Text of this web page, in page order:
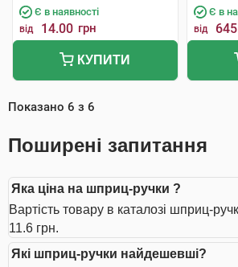
Є в наявності
від 14.00 грн
КУПИТИ
Є в
від
Показано 6 з 6
Поширені запитання
Яка ціна на шприц-ручки ?
Вартість товару в каталозі шприц-
11.6 грн.
Які шприц-ручки найдешевші?